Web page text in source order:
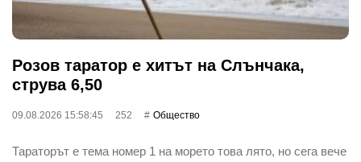
Розов таратор е хитът на Слънчака,
струва 6,50
09.08.2026 15:58:45 252 Общество
Тараторът е тема номер 1 на морето това лято, но сега вече